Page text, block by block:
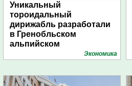
Уникальный
тороидальный
дирижабль разработали
в Гренобльском
альпийском
Экономика